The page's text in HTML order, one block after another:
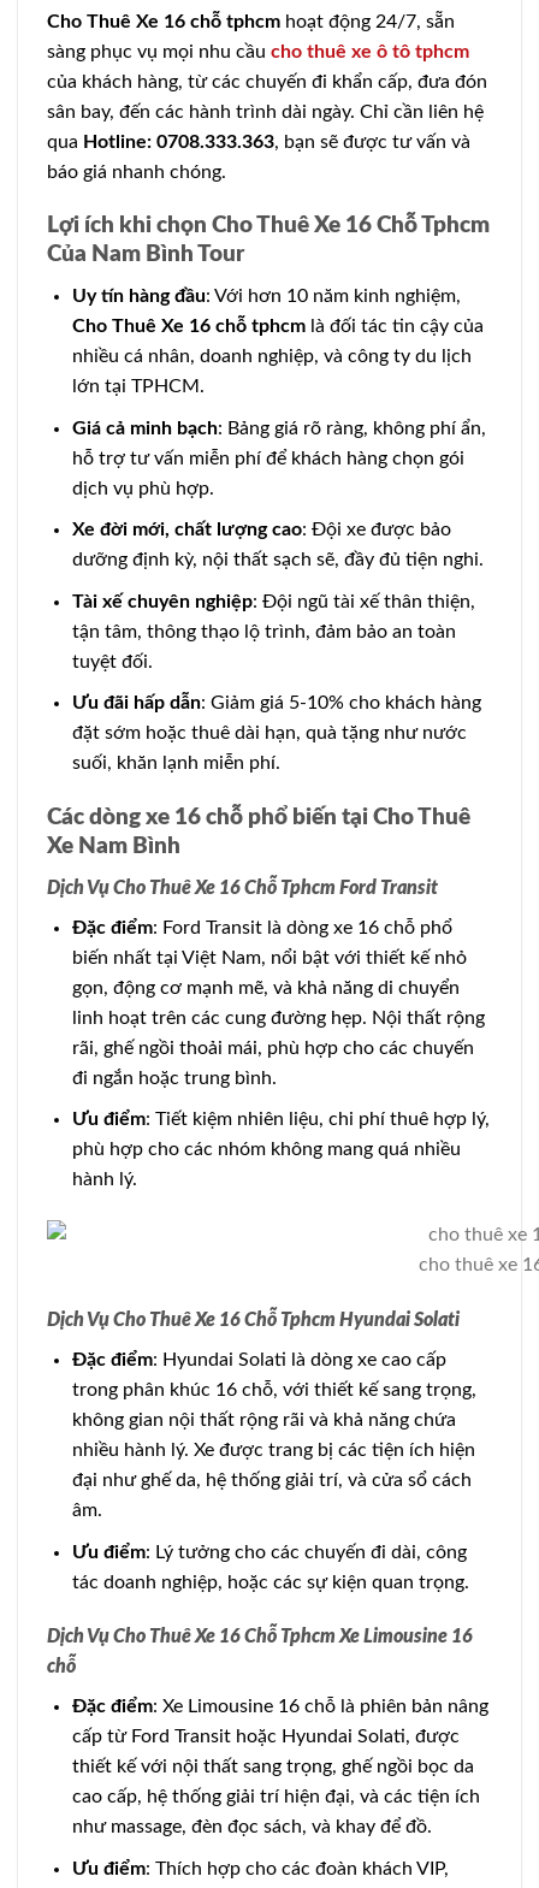
Cho Thuê Xe 16 chỗ tphcm hoạt động 24/7, sẵn
sàng phục vụ mọi nhu cầu cho thuê xe ô tô tphcm
của khách hàng, từ các chuyến đi khẩn cấp, đưa đón
sân bay, đến các hành trình dài ngày. Chỉ cần liên hệ
qua Hotline: 0708.333.363, bạn sẽ được tư vấn và
báo giá nhanh chóng.
Lợi ích khi chọn Cho Thuê Xe 16 Chỗ Tphcm
Của Nam Bình Tour
Uy tín hàng đầu: Với hơn 10 năm kinh nghiệm,
Cho Thuê Xe 16 chỗ tphcmlà đối tác tin cậy của
nhiều cá nhân, doanh nghiệp, và công ty du lịch
lớn tại TPHCM.
Giá cả minh bạch: Bảng giá rõ ràng, không phí ẩn,
hỗ trợ tư vấn miễn phí để khách hàng chọn gói
dịch vụ phù hợp.
Xe đời mới, chất lượng cao: Đội xe được bảo
dưỡng định kỳ, nội thất sạch sẽ, đầy đủ tiện nghi.
Tài xế chuyên nghiệp: Đội ngũ tài xế thân thiện,
tận tâm, thông thạo lộ trình, đảm bảo an toàn
tuyệt đối.
Ưu đãi hấp dẫn: Giảm giá 5-10% cho khách hàng
đặt sớm hoặc thuê dài hạn, quà tặng như nước
suối, khăn lạnh miễn phí.
Các dòng xe 16 chỗ phổ biến tại Cho Thuê
Xe Nam Bình
Dịch Vụ Cho Thuê Xe 16 Chỗ Tphcm Ford Transit
Đặc điểm: Ford Transit là dòng xe 16 chỗ phổ
biến nhất tại Việt Nam, nổi bật với thiết kế nhỏ
gọn, động cơ mạnh mẽ, và khả năng di chuyển
linh hoạt trên các cung đường hẹp. Nội thất rộng
rãi, ghế ngồi thoải mái, phù hợp cho các chuyến
đi ngắn hoặc trung bình.
Ưu điểm: Tiết kiệm nhiên liệu, chi phí thuê hợp lý,
phù hợp cho các nhóm không mang quá nhiều
hành lý.
cho thuê xe
Dịch Vụ Cho Thuê Xe 16 Chỗ Tphcm Hyundai Solati
Đặc điểm: Hyundai Solati là dòng xe cao cấp
trong phân khúc 16 chỗ, với thiết kế sang trọng,
không gian nội thất rộng rãi và khả năng chứa
nhiều hành lý. Xe được trang bị các tiện ích hiện
đại như ghế da, hệ thống giải trí, và cửa sổ cách
âm.
Ưu điểm: Lý tưởng cho các chuyến đi dài, công
tác doanh nghiệp, hoặc các sự kiện quan trọng.
Dịch Vụ Cho Thuê Xe 16 Chỗ Tphcm Xe Limousine 16
chỗ
Đặc điểm: Xe Limousine 16 chỗ là phiên bản nâng
cấp từ Ford Transit hoặc Hyundai Solati, được
thiết kế với nội thất sang trọng, ghế ngồi bọc da
cao cấp, hệ thống giải trí hiện đại, và các tiện ích
như massage, đèn đọc sách, và khay để đồ.
Ưu điểm: Thích hợp cho các đoàn khách VIP,